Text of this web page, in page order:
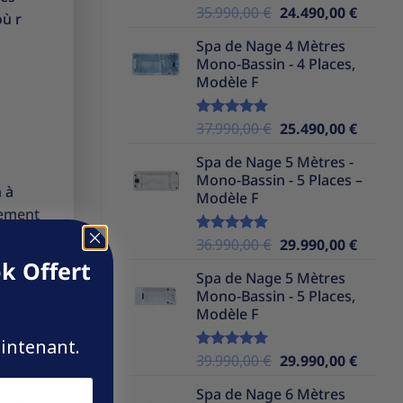
r
à
de
Note5.00
35.990,00€ Le
initial
était :
24.490,00€Le
Spa de Nage 4 Mètres
Mono-Bassin - 4 Places,
Modèle F
Note5.00
37.990,00€ Le
initial
était :
25.490,00€Le
est :
Spa de Nage 5 Mètres -
Mono-Bassin - 5 Places –
Modèle F
Note5.00
36.990,00€ Le
initial
était :
29.990,00€Le
Spa de Nage 5 Mètres
Mono-Bassin - 5 Places,
Modèle F
Note5.00
39.990,00€ Le
initial
29.990,00€Le
Spa de Nage 6 Mètres
Offert